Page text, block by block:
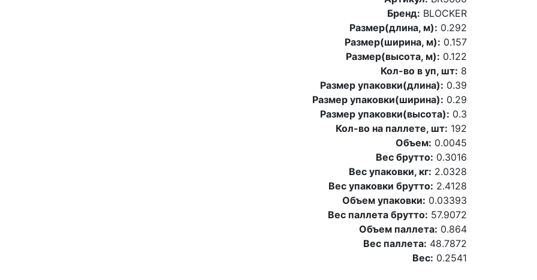
Бренд: BLOCKER
Размер(длина, м): 0.292
Размер(ширина, м): 0.157
Размер(высота, м): 0.122
Кол-во в уп, шт: 8
Размер упаковки(длина): 0.39
Размер упаковки(ширина): 0.29
Размер упаковки(высота): 0.3
Кол-во на паллете, шт: 192
Объем: 0.0045
Вес брутто: 0.3016
Вес упаковки, кг: 2.0328
Вес упаковки брутто: 2.4128
Объем упаковки: 0.03393
Вес паллета брутто: 57.9072
Объем паллета: 0.864
Вес паллета: 48.7872
Вес: 0.2541